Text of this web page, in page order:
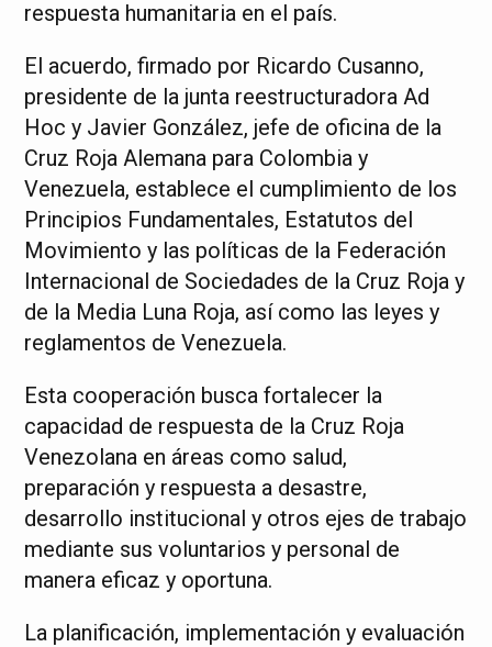
respuesta humanitaria en el país.
El acuerdo, firmado por Ricardo Cusanno,
presidente de la junta reestructuradora Ad
Hoc y Javier González, jefe de oficina de la
Cruz Roja Alemana para Colombia y
Venezuela, establece el cumplimiento de los
Principios Fundamentales, Estatutos del
Movimiento y las políticas de la Federación
Internacional de Sociedades de la Cruz Roja y
de la Media Luna Roja, así como las leyes y
reglamentos de Venezuela.
Esta cooperación busca fortalecer la
capacidad de respuesta de la Cruz Roja
Venezolana en áreas como salud,
preparación y respuesta a desastre,
desarrollo institucional y otros ejes de trabajo
mediante sus voluntarios y personal de
manera eficaz y oportuna.
La planificación, implementación y evaluación